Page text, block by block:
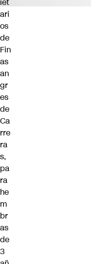
ari
os
de
Fin
as
an
gr
es
de
Ca
rre
ra
s,
pa
ra
he
m
br
as
de
3